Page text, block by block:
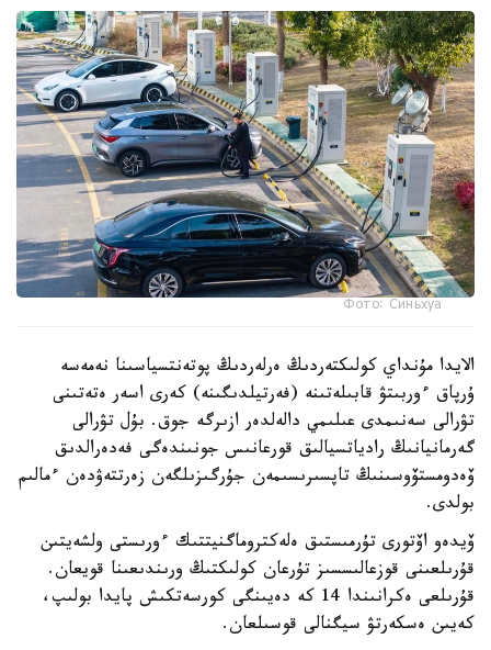
Фото: Синьхуа
الايدا مۇنداي كولىكتەردىڭ ەرلەردىڭ پوتەنتسياسىنا نەمەسە
ۇرپاق ءوربىتۋ قابىلەتىنە (فەرتيلدىگىنە) كەرى اسەر ەتەتىنى
تۋرالى سەنىمدى عىلىمي دالەلدەر ازىرگە جوق. بۇل تۋرالى
گەرمانيانىڭ رادياتسيالىق قورعانىس جونىندەگى فەدەرالدىق
ۆەدومستۆوسىنىڭ تاپسىرىسىمەن جۇرگىزىلگەن زەرتتەۋدەن ءمالىم
بولدى.
ۆيدەو اۆتورى تۇرمىستىق ەلەكتروماگنيتتىك ءورىستى ولشەيتىن
قۇرىلعىنى قوزعالىسسىز تۇرعان كولىكتىڭ ورىندىعىنا قويعان.
قۇرىلعى ەكرانىندا 14 كە دەيىنگى كورسەتكىش پايدا بولىپ،
كەيىن ەسكەرتۋ سيگنالى قوسىلعان.